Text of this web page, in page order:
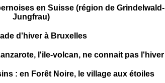
en Suisse (région de Grindelwald-
Jungfrau)
d'hiver à Bruxelles
l'ile-volcan, ne connait pas l'hiver
: en Forêt Noire, le village aux étoiles